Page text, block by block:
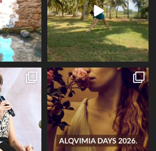
je
...
6
U srijedu 24.6 i četvrtak 25.6
Alqvimia store
16